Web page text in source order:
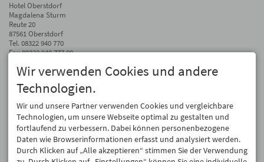
Hotel Oberstdorf
Magdalena Sturm
Reute 20
87561 Oberstdorf
Tel. 08322 940 770
Fax 08322 940 777 00
info@hotel-oberstdorf.de
Auf dem Laufenden bleiben
Wir geben Ihre E-Mail-Adresse nicht weiter. Wir mögen auch keinen Spam.
Versprochen! Eine Abmeldung ist jederzeit möglich.
Anmelden
Wir verwenden Cookies und andere
Technologien.
Wir und unsere Partner verwenden Cookies und vergleichbare
Technologien, um unsere Webseite optimal zu gestalten und
fortlaufend zu verbessern. Dabei können personenbezogene
Daten wie Browserinformationen erfasst und analysiert werden.
Durch Klicken auf „Alle akzeptieren“ stimmen Sie der Verwendung